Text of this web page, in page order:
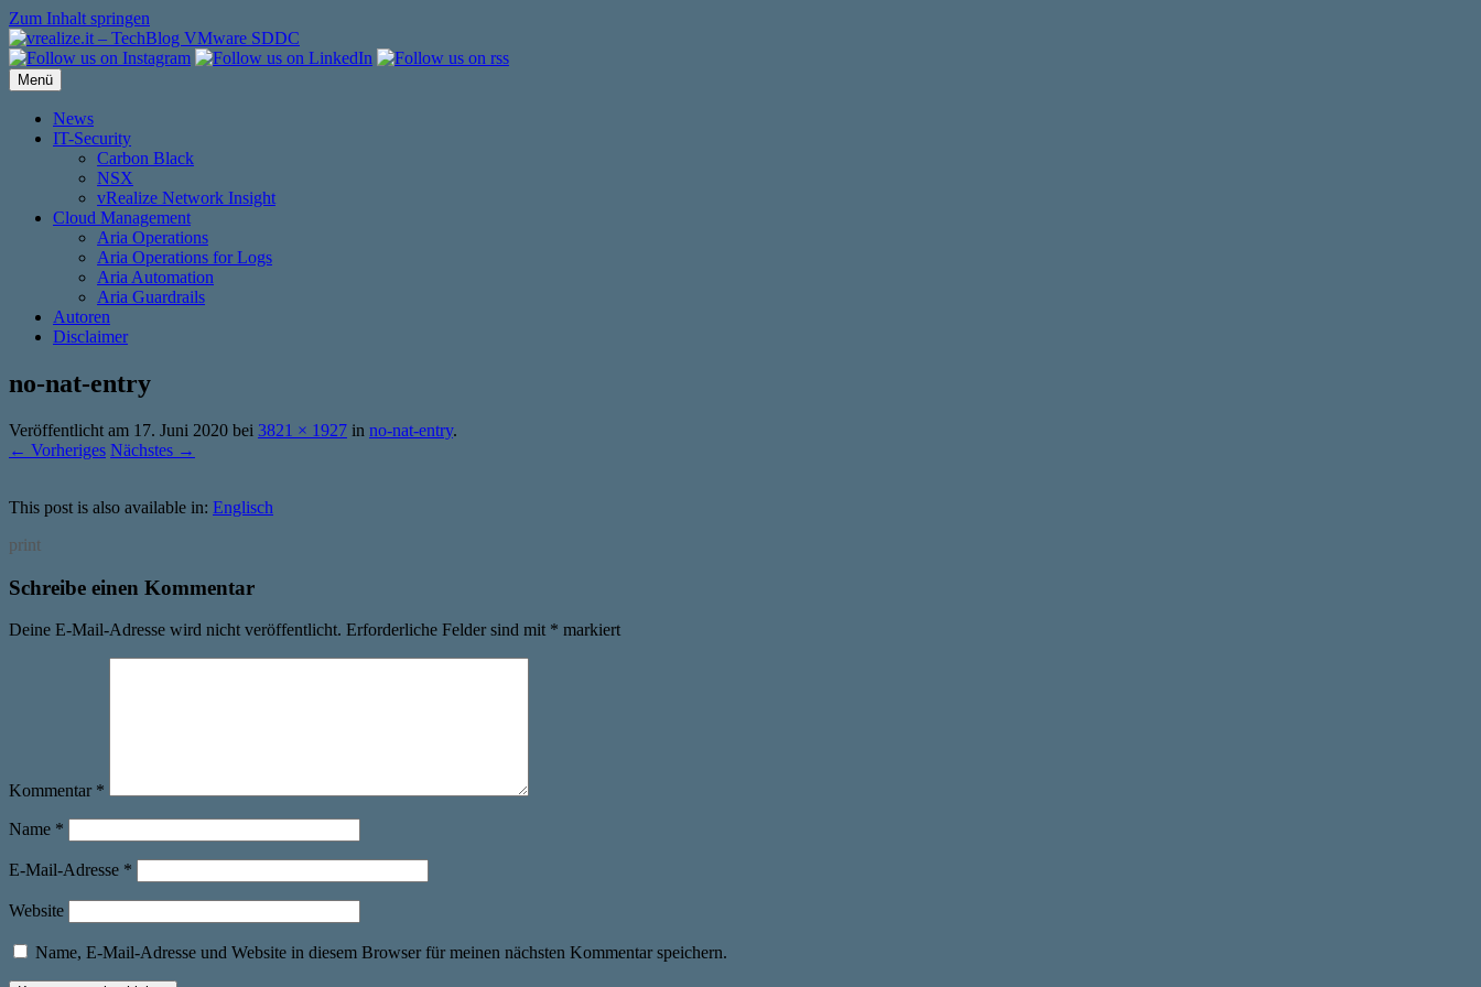
Zum Inhalt springen
Menü
News
IT-Security
Carbon Black
NSX
vRealize Network Insight
Cloud Management
Aria Operations
Aria Operations for Logs
Aria Automation
Aria Guardrails
Autoren
Disclaimer
no-nat-entry
Veröffentlicht am 17. Juni 2020 bei 3821 × 1927 in no-nat-entry.
← Vorheriges Nächstes →
This post is also available in: Englisch
print
Schreibe einen Kommentar
Deine E-Mail-Adresse wird nicht veröffentlicht. Erforderliche Felder sind mit * markiert
Kommentar *
Name *
E-Mail-Adresse *
Website
Name, E-Mail-Adresse und Website in diesem Browser für meinen nächsten Kommentar speichern.